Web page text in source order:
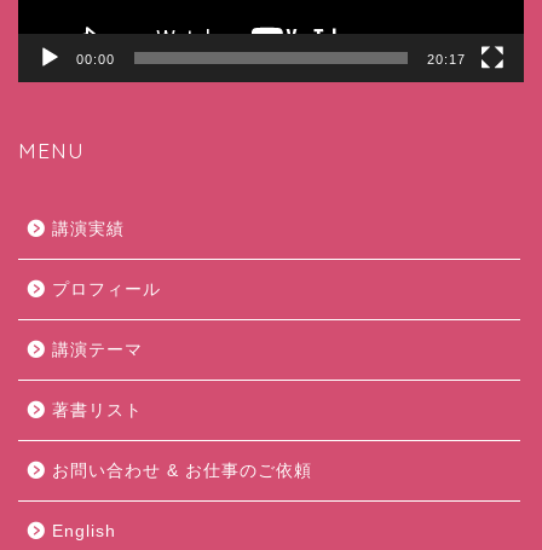
00:00 20:17
MENU
講演実績
プロフィール
講演テーマ
著書リスト
お問い合わせ & お仕事のご依頼
English